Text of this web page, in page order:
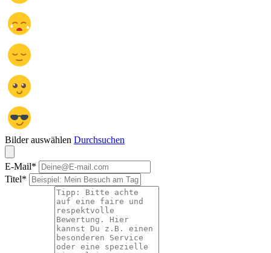
Bilder auswählen Durchsuchen
E-Mail*
Titel*